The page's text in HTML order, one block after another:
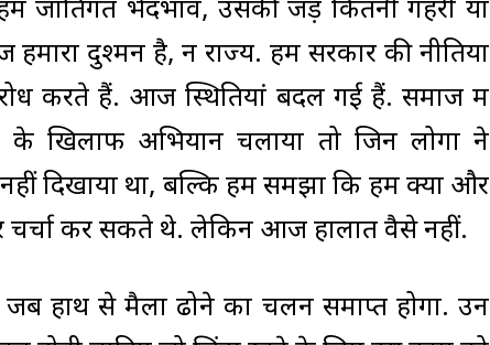
जातिगत भेदभाव, उसकी जड़ें कितनी गहरी या
दुश्मन है, न राज्य. हम सरकार की नीतियों
करते हैं. आज स्थितियां बदल गई हैं. समाज में
खिलाफ अभियान चलाया तो जिन लोगों ने
दिखाया था, बल्कि हमें समझा कि हम क्या और
चर्चा कर सकते थे. लेकिन आज हालात वैसे नहीं.
हाथ से मैला ढोने का चलन समाप्त होगा. उन